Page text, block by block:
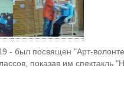
- был посвящен "Арт-
показав им спектакль